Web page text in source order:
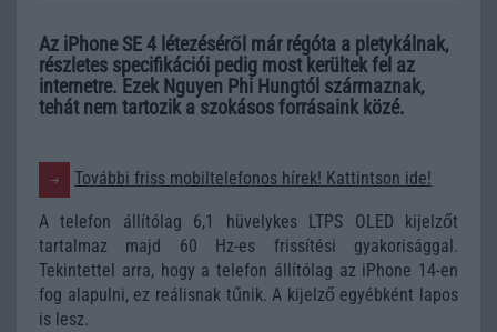
Az iPhone SE 4 létezéséről már régóta a pletykálnak,
részletes specifikációi pedig most kerültek fel az
internetre. Ezek Nguyen Phi Hungtól származnak,
tehát nem tartozik a szokásos forrásaink közé.
További friss mobiltelefonos hírek! Kattintson ide!
A telefon állítólag 6,1 hüvelykes LTPS OLED kijelzőt
tartalmaz majd 60 Hz-es frissítési gyakorisággal.
Tekintettel arra, hogy a telefon állítólag az iPhone 14-en
fog alapulni, ez reálisnak tűnik. A kijelző egyébként lapos
is lesz.